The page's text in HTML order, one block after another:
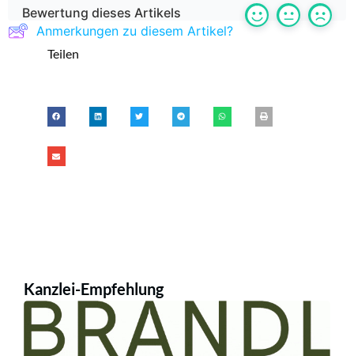
Bewertung dieses Artikels
Anmerkungen zu diesem Artikel?
Teilen
Kanzlei-Empfehlung